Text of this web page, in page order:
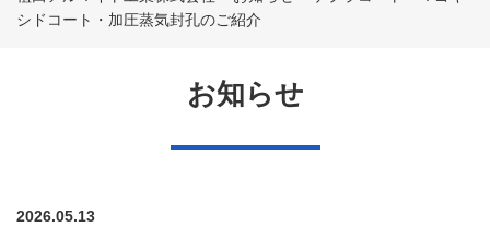
シドコート・加圧蒸気封孔のご紹介
お知らせ
2026.05.13